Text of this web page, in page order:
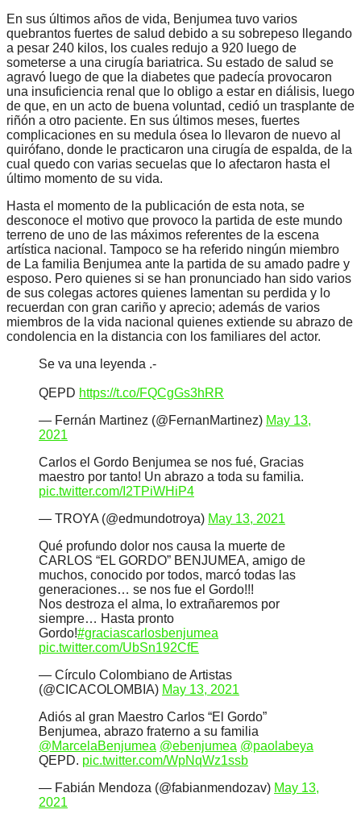
En sus últimos años de vida, Benjumea tuvo varios
quebrantos fuertes de salud debido a su sobrepeso llegando
a pesar 240 kilos, los cuales redujo a 920 luego de
someterse a una cirugía bariatrica. Su estado de salud se
agravó luego de que la diabetes que padecía provocaron
una insuficiencia renal que lo obligo a estar en diálisis, luego
de que, en un acto de buena voluntad, cedió un trasplante de
riñón a otro paciente. En sus últimos meses, fuertes
complicaciones en su medula ósea lo llevaron de nuevo al
quirófano, donde le practicaron una cirugía de espalda, de la
cual quedo con varias secuelas que lo afectaron hasta el
último momento de su vida.
Hasta el momento de la publicación de esta nota, se
desconoce el motivo que provoco la partida de este mundo
terreno de uno de las máximos referentes de la escena
artística nacional. Tampoco se ha referido ningún miembro
de La familia Benjumea ante la partida de su amado padre y
esposo. Pero quienes si se han pronunciado han sido varios
de sus colegas actores quienes lamentan su perdida y lo
recuerdan con gran cariño y aprecio; además de varios
miembros de la vida nacional quienes extiende su abrazo de
condolencia en la distancia con los familiares del actor.
Se va una leyenda .-
QEPD https://t.co/FQCgGs3hRR
— Fernán Martinez (@FernanMartinez) May 13,
2021
Carlos el Gordo Benjumea se nos fué, Gracias
maestro por tanto! Un abrazo a toda su familia.
pic.twitter.com/I2TPiWHiP4
— TROYA (@edmundotroya) May 13, 2021
Qué profundo dolor nos causa la muerte de
CARLOS “EL GORDO” BENJUMEA, amigo de
muchos, conocido por todos, marcó todas las
generaciones… se nos fue el Gordo!!!
Nos destroza el alma, lo extrañaremos por
siempre… Hasta pronto
Gordo!#graciascarlosbenjumea
pic.twitter.com/UbSn192CfE
— Círculo Colombiano de Artistas
(@CICACOLOMBIA) May 13, 2021
Adiós al gran Maestro Carlos “El Gordo”
Benjumea, abrazo fraterno a su familia
@MarcelaBenjumea @ebenjumea @paolabeya
QEPD. pic.twitter.com/WpNqWz1ssb
— Fabián Mendoza (@fabianmendozav) May 13,
2021